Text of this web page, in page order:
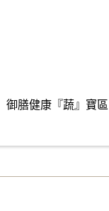
御膳健康『蔬』寶區